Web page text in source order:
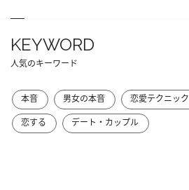
KEYWORD
人気のキーワード
本音 男女の本音 恋愛テクニック
恋する
デート・カップル